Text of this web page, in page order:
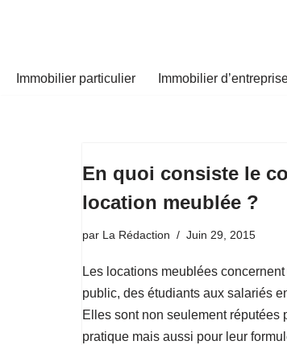
Immobilier particulier Immobilier
En quoi consiste le
location meublée ?
par La Rédaction Juin 29, 2015
Les locations meublées
public, des étudiants aux salariés
Elles sont non seulement réputées
pratique mais aussi pour leur